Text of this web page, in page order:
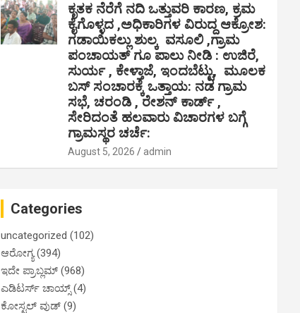
ಕೃತಕ ನೆರೆಗೆ ನದಿ ಒತ್ತುವರಿ ಕಾರಣ, ಕ್ರಮ
ಕೈಗೊಳ್ಳದ ,ಅಧಿಕಾರಿಗಳ ವಿರುದ್ದ ಆಕ್ರೋಶ:
ಗಡಾಯಿಕಲ್ಲು ಶುಲ್ಕ ವಸೂಲಿ ,ಗ್ರಾಮ
ಪಂಚಾಯತ್ ಗೂ ಪಾಲು ನೀಡಿ : ಉಜಿರೆ,
ಸುರ್ಯ , ಕೇಳ್ತಾಜೆ, ಇಂದಬೆಟ್ಟು, ಮೂಲಕ
ಬಸ್ ಸಂಚಾರಕ್ಕೆ ಒತ್ತಾಯ: ನಡ ಗ್ರಾಮ
ಸಭೆ, ಚರಂಡಿ , ರೇಶನ್ ಕಾರ್ಡ್ ,
ಸೇರಿದಂತೆ ಹಲವಾರು ವಿಚಾರಗಳ ಬಗ್ಗೆ
ಗ್ರಾಮಸ್ಥರ ಚರ್ಚೆ:
August 5, 2026 admin
Categories
uncategorized (102)
ಆರೋಗ್ಯ(394)
ಇದೇ ಪ್ರಾಬ್ಲಮ್ (968)
ಎಡಿಟರ್ಸ್ ಚಾಯ್ಸ್(4)
ಕೋಸ್ಟಲ್ ವುಡ್ (9)